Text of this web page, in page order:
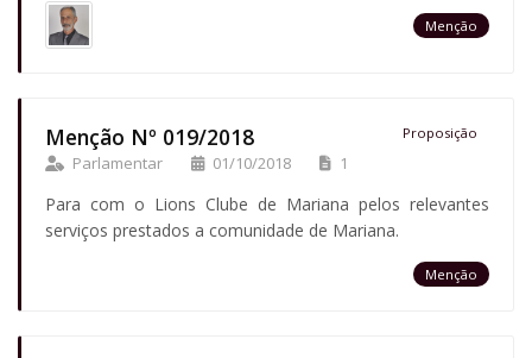
Menção
Menção Nº 019/2018 Proposição
Parlamentar 01/10/2018 1
Para com o Lions Clube de Mariana pelos relevantes
serviços prestados a comunidade de Mariana.
Menção